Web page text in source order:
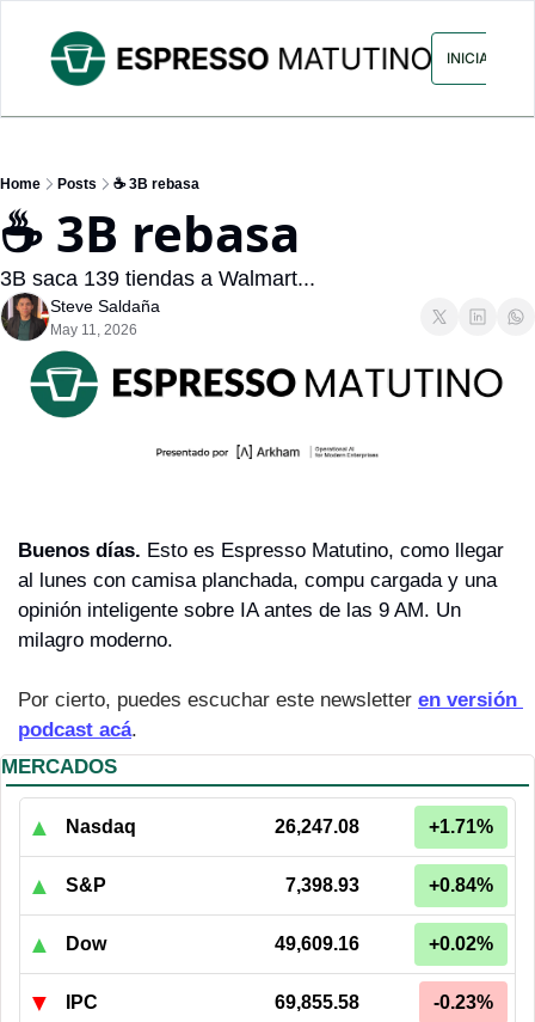
ARCHIVO ANUNCIA CON
INICIAR
Home Posts ☕ 3B rebasa
☕ 3B rebasa
3B saca 139 tiendas a Walmart...
Steve Saldaña
May 11, 2026
Buenos días. Esto es Espresso Matutino, como llegar
al lunes con camisa planchada, compu cargada y una
opinión inteligente sobre IA antes de las 9 AM. Un
milagro moderno.
Por cierto, puedes escuchar este newsletter en versión
podcast acá.
MERCADOS
▲ Nasdaq 26,247.08 +1.71%
▲ S&P 7,398.93 +0.84%
▲ Dow 49,609.16 +0.02%
▼ IPC 69,855.58 -0.23%